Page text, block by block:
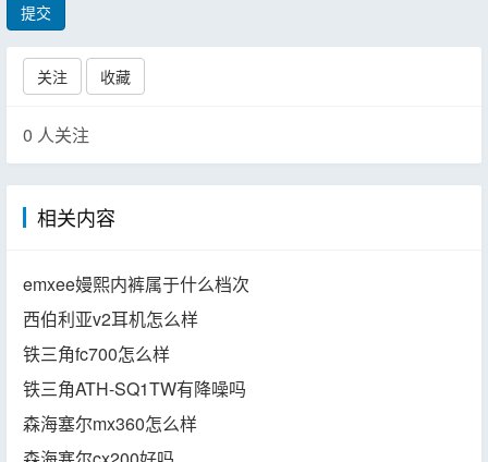
提交
关注 收藏
0 人关注
相关内容
emxee嫚熙内裤属于什么档次
西伯利亚v2耳机怎么样
铁三角fc700怎么样
铁三角ATH-SQ1TW有降噪吗
森海塞尔mx360怎么样